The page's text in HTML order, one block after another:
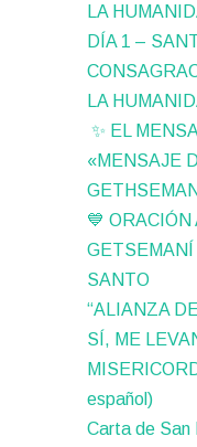
LA
DÍA 1 –
LA
✨ EL
«MENSAJE
💙 ORACIÓN
SANTO
“ALIANZA
SÍ, ME
español)
Carta de San